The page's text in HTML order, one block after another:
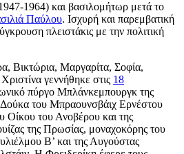
1964) και βασιλομήτωρ μετά το
Παύλου. Ισχυρή και παρεμβατική
πλειστάκις με την πολιτική
Βικτώρια, Μαργαρίτα, Σοφία,
γεννήθηκε στις 18
πύργο Μπλάνκεμπουργκ της
του Μπραουνσβάιχ Ερνέστου
Οίκου του Ανοβέρου και της
της Πρωσίας, μοναχοκόρης του
Β’ και της Αυγούστας